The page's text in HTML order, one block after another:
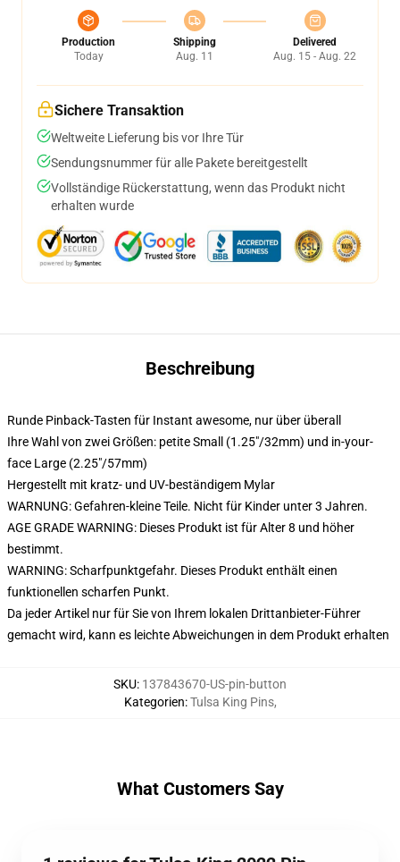
Production
Today
Shipping
Aug. 11
Delivered
Aug. 15 - Aug. 22
Sichere Transaktion
Weltweite Lieferung bis vor Ihre Tür
Sendungsnummer für alle Pakete bereitgestellt
Vollständige Rückerstattung, wenn das Produkt nicht
erhalten wurde
Beschreibung
Runde Pinback-Tasten für Instant awesome, nur über überall
Ihre Wahl von zwei Größen: petite Small (1.25"/32mm) und in-your-
face Large (2.25"/57mm)
Hergestellt mit kratz- und UV-beständigem Mylar
WARNUNG: Gefahren-kleine Teile. Nicht für Kinder unter 3 Jahren.
AGE GRADE WARNING: Dieses Produkt ist für Alter 8 und höher
bestimmt.
WARNING: Scharfpunktgefahr. Dieses Produkt enthält einen
funktionellen scharfen Punkt.
Da jeder Artikel nur für Sie von Ihrem lokalen Drittanbieter-Führer
gemacht wird, kann es leichte Abweichungen in dem Produkt erhalten
SKU: 137843670-US-pin-button
Kategorien:Tulsa King Pins,
What Customers Say